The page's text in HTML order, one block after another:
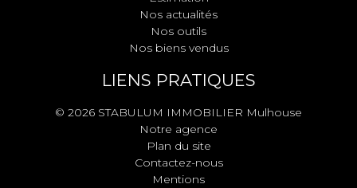
Nos actualités
Nos outils
Nos biens vendus
LIENS PRATIQUES
© 2026 STABULUM IMMOBILIER Mulhouse
Notre agence
Plan du site
Contactez-nous
Mentions